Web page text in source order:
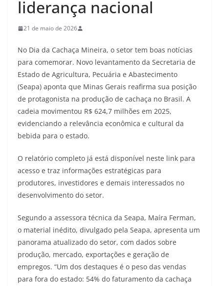
liderança nacional
21 de maio de 2026
No Dia da Cachaça Mineira, o setor tem boas notícias
para comemorar. Novo levantamento da Secretaria de
Estado de Agricultura, Pecuária e Abastecimento
(Seapa) aponta que Minas Gerais reafirma sua posição
de protagonista na produção de cachaça no Brasil. A
cadeia movimentou R$ 624,7 milhões em 2025,
evidenciando a relevância econômica e cultural da
bebida para o estado.
O relatório completo já está disponível neste link para
acesso e traz informações estratégicas para
produtores, investidores e demais interessados no
desenvolvimento do setor.
Segundo a assessora técnica da Seapa, Maíra Ferman,
o material inédito, divulgado pela Seapa, apresenta um
panorama atualizado do setor, com dados sobre
produção, mercado, exportações e geração de
empregos. “Um dos destaques é o peso das vendas
para fora do estado: 54% do faturamento da cachaça